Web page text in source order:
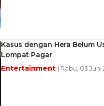
Kasus dengan Hera Belum
Lompat Pagar
Entertainment | Rabu, 03 Juni